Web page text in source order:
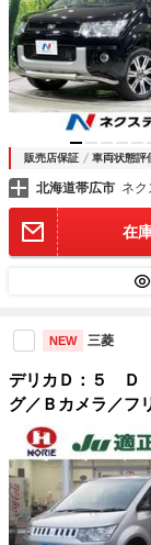
ｅｔｏｏｔｈ
販売店保証 車両状態評
北海道帯広市 ネ
在
NEW 三菱
デリカＤ：５ Ｄ
グ／Ｂカメラ／フ
トＨＩＤ＆フォグ
ＷＤ／純正１８
ステアリング